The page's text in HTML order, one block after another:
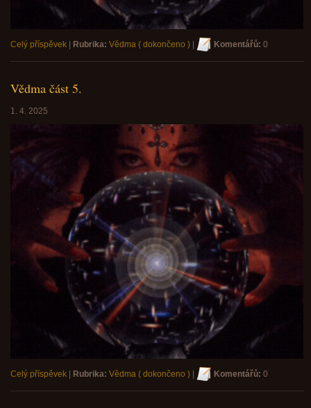
Celý příspěvek | Rubrika: Vědma ( dokončeno ) | Komentářů: 0
Vědma část 5.
1. 4. 2025
Celý příspěvek | Rubrika: Vědma ( dokončeno ) | Komentářů: 0